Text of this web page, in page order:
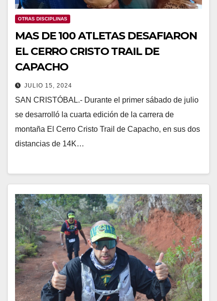
OTRAS DISCIPLINAS
MAS DE 100 ATLETAS DESAFIARON
EL CERRO CRISTO TRAIL DE
CAPACHO
JULIO 15, 2024
SAN CRISTÓBAL.- Durante el primer sábado de julio
se desarrolló la cuarta edición de la carrera de
montaña El Cerro Cristo Trail de Capacho, en sus dos
distancias de 14K…